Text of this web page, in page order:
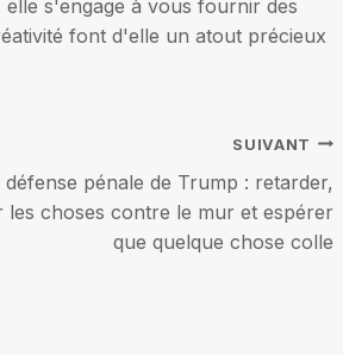
s'engage à vous fournir des
font d'elle un atout précieux
SUIVANT
défense pénale de Trump : retarder,
les choses contre le mur et espérer
que quelque chose colle